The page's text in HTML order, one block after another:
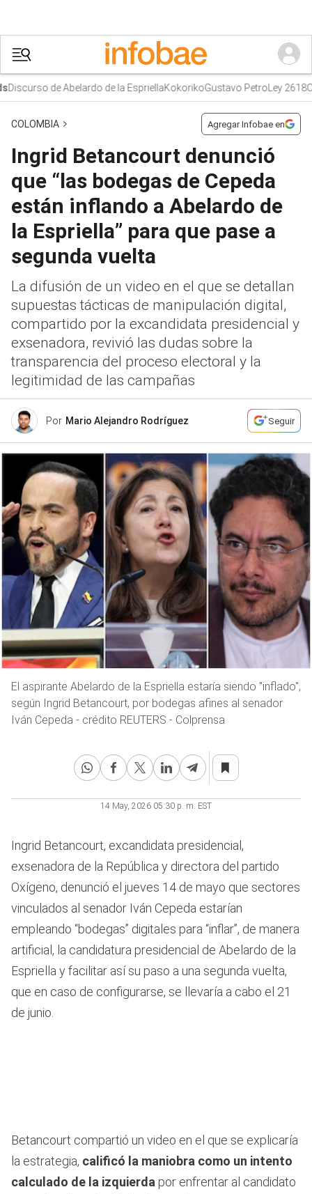
de Abelardo de la EspriellaKokorikoGustavo PetroLey 2618
COLOMBIA Agregar Infobae en
Ingrid Betancourt denunció
que “las bodegas de Cepeda
están inflando a Abelardo de
la Espriella” para que pase a
segunda vuelta
La difusión de un video en el que se detallan
supuestas tácticas de manipulación digital,
compartido por la excandidata presidencial y
exsenadora, revivió las dudas sobre la
transparencia del proceso electoral y la
legitimidad de las campañas
Por Mario Alejandro Rodríguez Seguir
El aspirante Abelardo de la Espriella estaría siendo "inflado",
según Ingrid Betancourt, por bodegas afines al senador
Iván Cepeda - crédito REUTERS - Colprensa
14 May, 2026 05:30 p. m. EST
Ingrid Betancourt, excandidata presidencial,
exsenadora de la República y directora del partido
Oxígeno, denunció el jueves 14 de mayo que sectores
vinculados al senador Iván Cepeda estarían
empleando “bodegas” digitales para “inflar”, de manera
artificial, la candidatura presidencial de Abelardo de la
Espriella y facilitar así su paso a una segunda vuelta,
que en caso de configurarse, se llevaría a cabo el 21
de junio.
Betancourt compartió un video en el que se explicaría
la estrategia, calificó la maniobra como un intento
calculado de la izquierda por enfrentar al candidato